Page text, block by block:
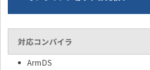
対応コンパイラ
ArmDS